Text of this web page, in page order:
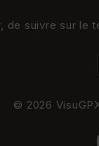
de suivre sur le
© 2026